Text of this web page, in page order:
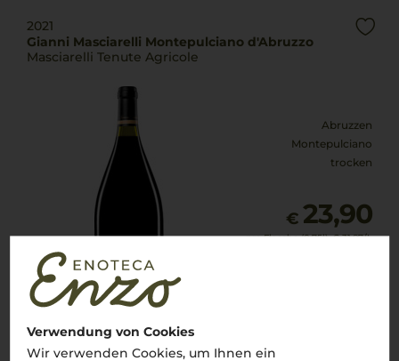
Verwendung von Cookies
Wir verwenden Cookies, um Ihnen ein
2021
Gianni Masciarelli Montepulciano d'Abruzzo
Masciarelli Tenute Agricole
Abruzzen
Montepulciano
trocken
€ 23,90
pro Flasche (0.75l), € 31,87/L